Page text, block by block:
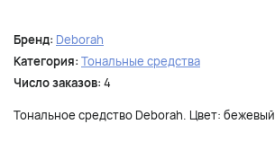
Бренд: Deborah
Категория: Тональные средства
Число заказов: 4
Тональное средство Deborah. Цвет: бежевый.